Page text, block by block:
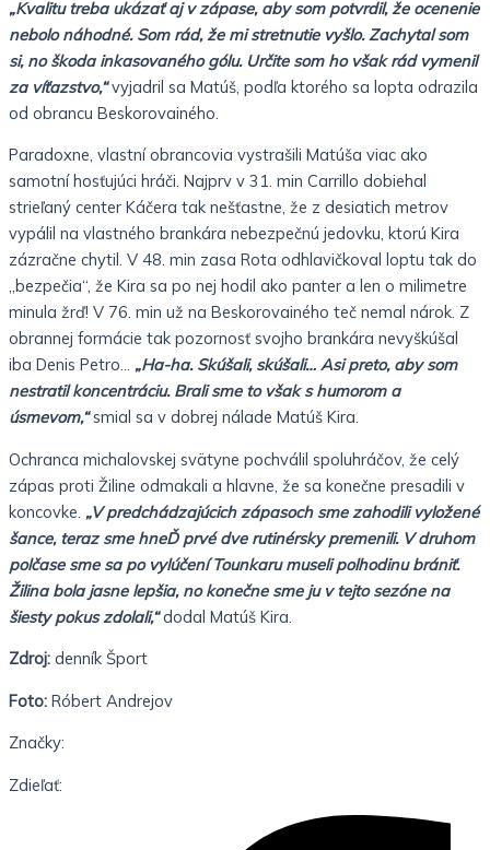
„Kvalitu treba ukázať aj v zápase, aby som potvrdil, že ocenenie
nebolo náhodné. Som rád, že mi stretnutie vyšlo. Zachytal som
si, no škoda inkasovaného gólu. Určite som ho však rád vymenil
za víťazstvo,“vyjadril sa Matúš, podľa ktorého sa lopta odrazila
od obrancu Beskorovainého.
Paradoxne, vlastní obrancovia vystrašili Matúša viac ako
samotní hosťujúci hráči. Najprv v 31. min Carrillo dobiehal
strieľaný center Káčera tak nešťastne, že z desiatich metrov
vypálil na vlastného brankára nebezpečnú jedovku, ktorú Kira
zázračne chytil. V 48. min zasa Rota odhlavičkoval loptu tak do
„bezpečia“, že Kira sa po nej hodil ako panter a len o milimetre
minula žrď! V 76. min už na Beskorovainého teč nemal nárok. Z
obrannej formácie tak pozornosť svojho brankára nevyškúšal
iba Denis Petro… „Ha-ha. Skúšali, skúšali… Asi preto, aby som
nestratil koncentráciu. Brali sme to však s humorom a
úsmevom,“smial sa v dobrej nálade Matúš Kira.
Ochranca michalovskej svätyne pochválil spoluhráčov, že celý
zápas proti Žiline odmakali a hlavne, že sa konečne presadili v
koncovke. „V predchádzajúcich zápasoch sme zahodili vyložené
šance, teraz sme hneĎ prvé dve rutinérsky premenili. V druhom
polčase sme sa po vylúčení Tounkaru museli polhodinu brániť.
Žilina bola jasne lepšia, no konečne sme ju v tejto sezóne na
šiesty pokus zdolali,“dodal Matúš Kira.
Zdroj: denník Šport
Foto: Róbert Andrejov
Značky:
Zdieľať: